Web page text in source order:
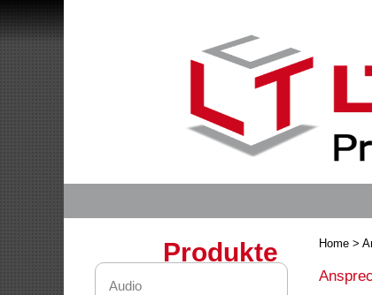
Produkte
Audio
Home >